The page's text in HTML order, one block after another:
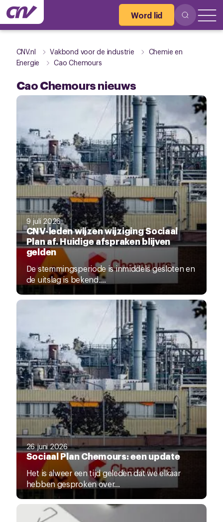
Word lid
CNV.nl Vakbond voor de industrie
Chemie en
Energie
Cao Chemours
Cao Chemours nieuws
9 juli 2026
CNV-leden wijzen wijziging Sociaal
Plan af. Huidige afspraken blijven
gelden
De stemmingsperiode is inmiddels gesloten en
de uitslag is bekend....
26 juni 2026
Sociaal Plan Chemours: een update
Het is alweer een tijd geleden dat we elkaar
hebben gesproken over...